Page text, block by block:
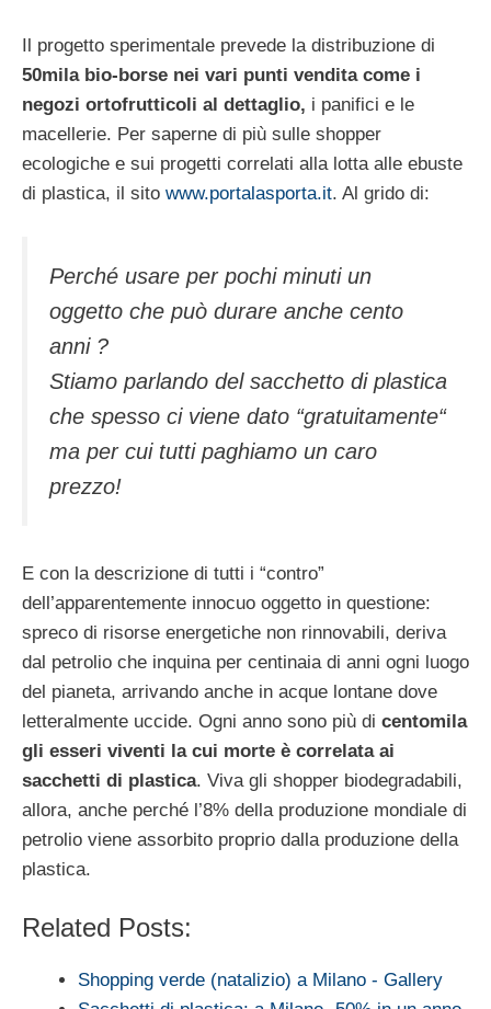
Il progetto sperimentale prevede la distribuzione di
50mila bio-borse nei vari punti vendita come i
negozi ortofrutticoli al dettaglio, i panifici e le
macellerie. Per saperne di più sulle shopper
ecologiche e sui progetti correlati alla lotta alle ebuste
di plastica, il sito www.portalasporta.it. Al grido di:
Perché usare per pochi minuti un
oggetto che può durare anche cento
anni ?
Stiamo parlando del sacchetto di plastica
che spesso ci viene dato “gratuitamente“
ma per cui tutti paghiamo un caro
prezzo!
E con la descrizione di tutti i “contro”
dell’apparentemente innocuo oggetto in questione:
spreco di risorse energetiche non rinnovabili, deriva
dal petrolio che inquina per centinaia di anni ogni luogo
del pianeta, arrivando anche in acque lontane dove
letteralmente uccide. Ogni anno sono più di centomila
gli esseri viventi la cui morte è correlata ai
sacchetti di plastica. Viva gli shopper biodegradabili,
allora, anche perché l’8% della produzione mondiale di
petrolio viene assorbito proprio dalla produzione della
plastica.
Related Posts:
Shopping verde (natalizio) a Milano - Gallery